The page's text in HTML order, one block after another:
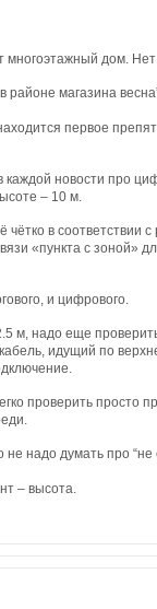
многоэтажный дом.
районе магазина
первое
новости про
– 10 м.
чётко в
«пункта с зоной»
и цифрового.
м, надо еще
идущий по
проверить просто
не надо думать про
– высота.